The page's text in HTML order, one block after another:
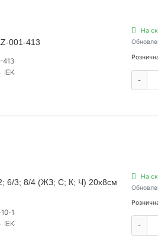
001-413
413
IEK
На
-
6/3; 8/4 (ЖЗ; С; К; Ч) 20х8см
1
IEK
На
-